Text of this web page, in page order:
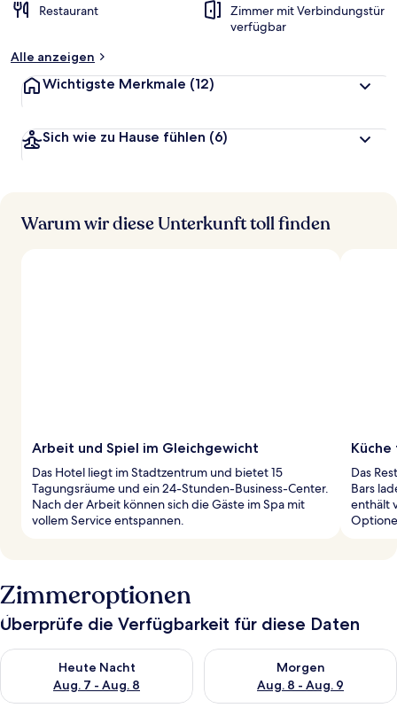
Restaurant
Zimmer mit Verbindungstür
verfügbar
Alle anzeigen
Wichtigste Merkmale (12)
Sich wie zu Hause fühlen (6)
Warum wir diese Unterkunft toll finden
Arbeit und Spiel im Gleichgewicht
Das Hotel liegt im Stadtzentrum und bietet 15
Tagungsräume und ein 24-Stunden-Business-Center.
Nach der Arbeit können sich die Gäste im Spa mit
vollem Service entspannen.
Das
Bars
enthält
Zimmeroptionen
Überprüfe die Verfügbarkeit für diese Daten
Heute Nacht
Aug. 7 - Aug. 8
Überprüfe die Verfügbarkeit für heute Nacht, Aug. 7 - Aug. 8.
Morgen
Aug. 8 - Aug. 9
Überprüfe die Verfügbarkeit